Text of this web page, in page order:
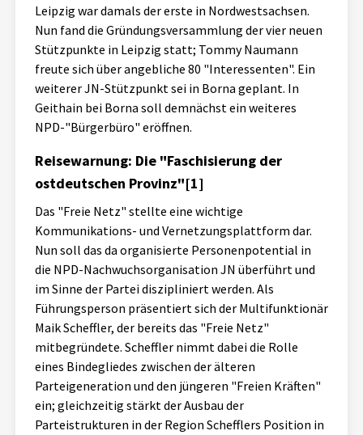
Leipzig war damals der erste in Nordwestsachsen.
Nun fand die Gründungsversammlung der vier neuen
Stützpunkte in Leipzig statt; Tommy Naumann
freute sich über angebliche 80 "Interessenten". Ein
weiterer JN-Stützpunkt sei in Borna geplant. In
Geithain bei Borna soll demnächst ein weiteres
NPD-"Bürgerbüro" eröffnen.
Reisewarnung: Die "Faschisierung der
ostdeutschen Provinz"[1]
Das "Freie Netz" stellte eine wichtige
Kommunikations- und Vernetzungsplattform dar.
Nun soll das da organisierte Personenpotential in
die NPD-Nachwuchsorganisation JN überführt und
im Sinne der Partei diszipliniert werden. Als
Führungsperson präsentiert sich der Multifunktionär
Maik Scheffler, der bereits das "Freie Netz"
mitbegründete. Scheffler nimmt dabei die Rolle
eines Bindegliedes zwischen der älteren
Parteigeneration und den jüngeren "Freien Kräften"
ein; gleichzeitig stärkt der Ausbau der
Parteistrukturen in der Region Schefflers Position in